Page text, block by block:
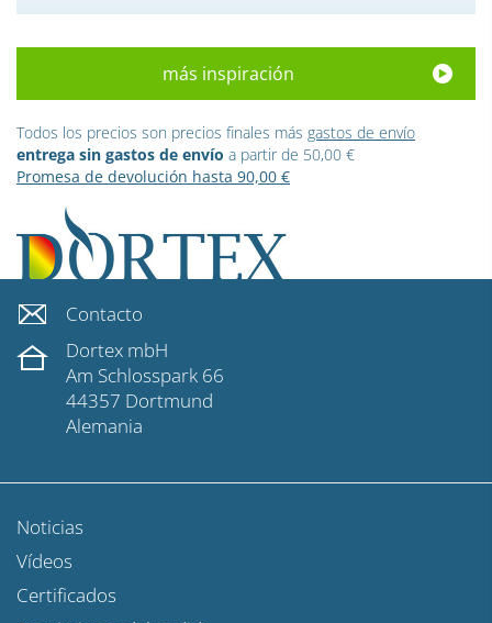
más inspiración
Todos los precios son precios finales más gastos de envío
entrega sin gastos de envío a partir de 50,00 €
Promesa de devolución hasta 90,00 €
Contacto
Dortex mbH
Am Schlosspark 66
44357 Dortmund
Alemania
Noticias
Vídeos
Certificados